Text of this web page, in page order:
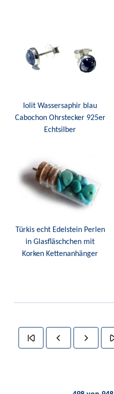
Iolit Wassersaphir blau
Cabochon Ohrstecker 925er
Echtsilber
Türkis echt Edelstein Perlen
in Glasfläschchen mit
Korken Kettenanhänger